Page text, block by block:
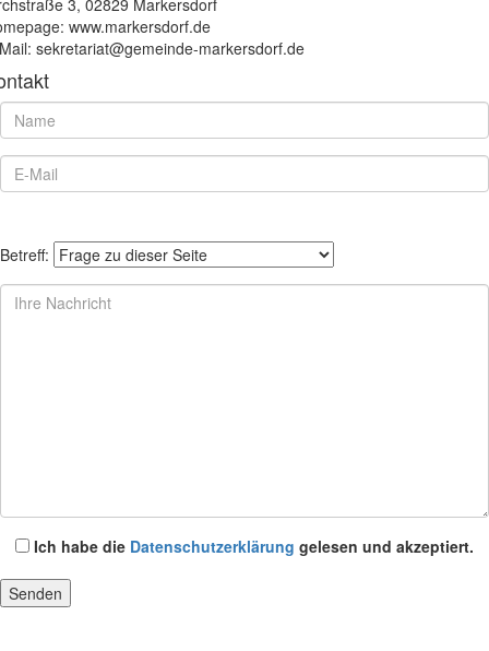
www.markersdorf.de
sekretariat@gemeinde-markersdorf.de
Betreff:
Ich habe die Datenschutzerklärung gelesen und akzeptiert.